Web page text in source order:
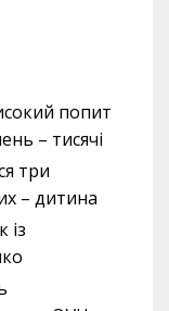
попит
– тисячі
три
– дитина
із